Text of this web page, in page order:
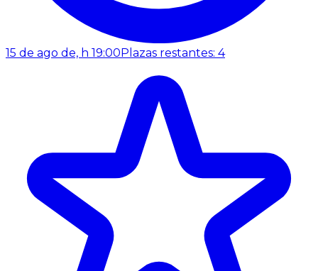
15 de ago de, h 19:00 Plazas restantes: 4